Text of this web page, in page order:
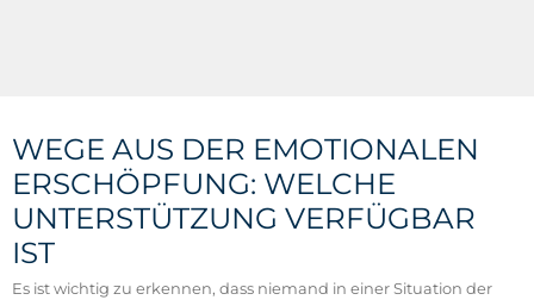
WEGE AUS DER EMOTIONALEN
ERSCHÖPFUNG: WELCHE
UNTERSTÜTZUNG VERFÜGBAR
IST
Es ist wichtig zu erkennen, dass niemand in einer Situation der